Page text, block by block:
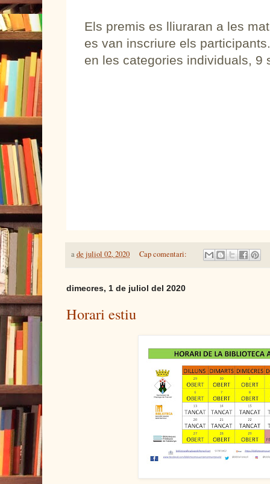
Els premis es lliuraran a les
es van inscriure els
en les categories individuals, 9
ade juliol 02, 2020 Cap comentari:
dimecres, 1 de juliol del 2020
Horari estiu